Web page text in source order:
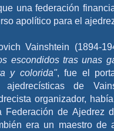
una federación
apolítico para el
Vainshtein (1894-
escondidos tras unas
y colorida", fue el
ajedrecísticas de
organizador,
Federación de Ajedrez
era un maestro de